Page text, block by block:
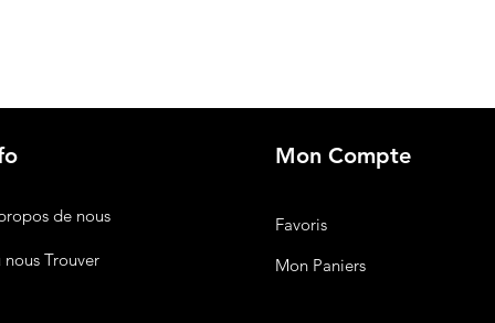
nous Trouver
de nous
Mon Compte
Favoris
Mon Paniers